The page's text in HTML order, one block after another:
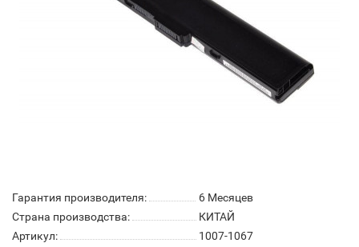
Гарантия производителя:
6 Месяцев
Страна производства:
КИТАЙ
Артикул:
1007-1067